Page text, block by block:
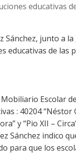
educativas
junto a
de las
Escolar
: 40204 “Néstor
y “Pio XII –
Sánchez indico
para que los